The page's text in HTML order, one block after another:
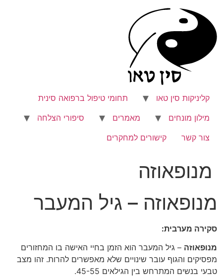
לתוכן
קליניקות סין טאו
תחומי טיפול ברפואה סינית
מילון מונחים
מאמרים
סיפורי הצלחה
צור קשר
קישורים למחקרים
מנופאוזה
מנופאוזה – גיל המעבר
סקירה מערבית:
מנופאוזה – גיל המעבר הוא הזמן בחיי האישה בו המחזורים
מפסיקים והגוף עובר שינויים שלא מאפשרים להרות. זהו מצב
טבעי בנשים המתרחש בין הגילאים 45-55.